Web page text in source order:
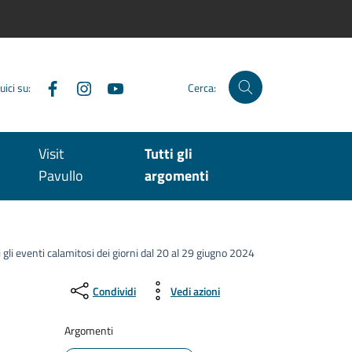
su: FacebookInstagram Cerca:
Visit
Pavullo
Tutti gli
argomenti
eventi calamitosi dei giorni dal 20 al 29 giugno 2024
Condividi Vedi azioni
Argomenti